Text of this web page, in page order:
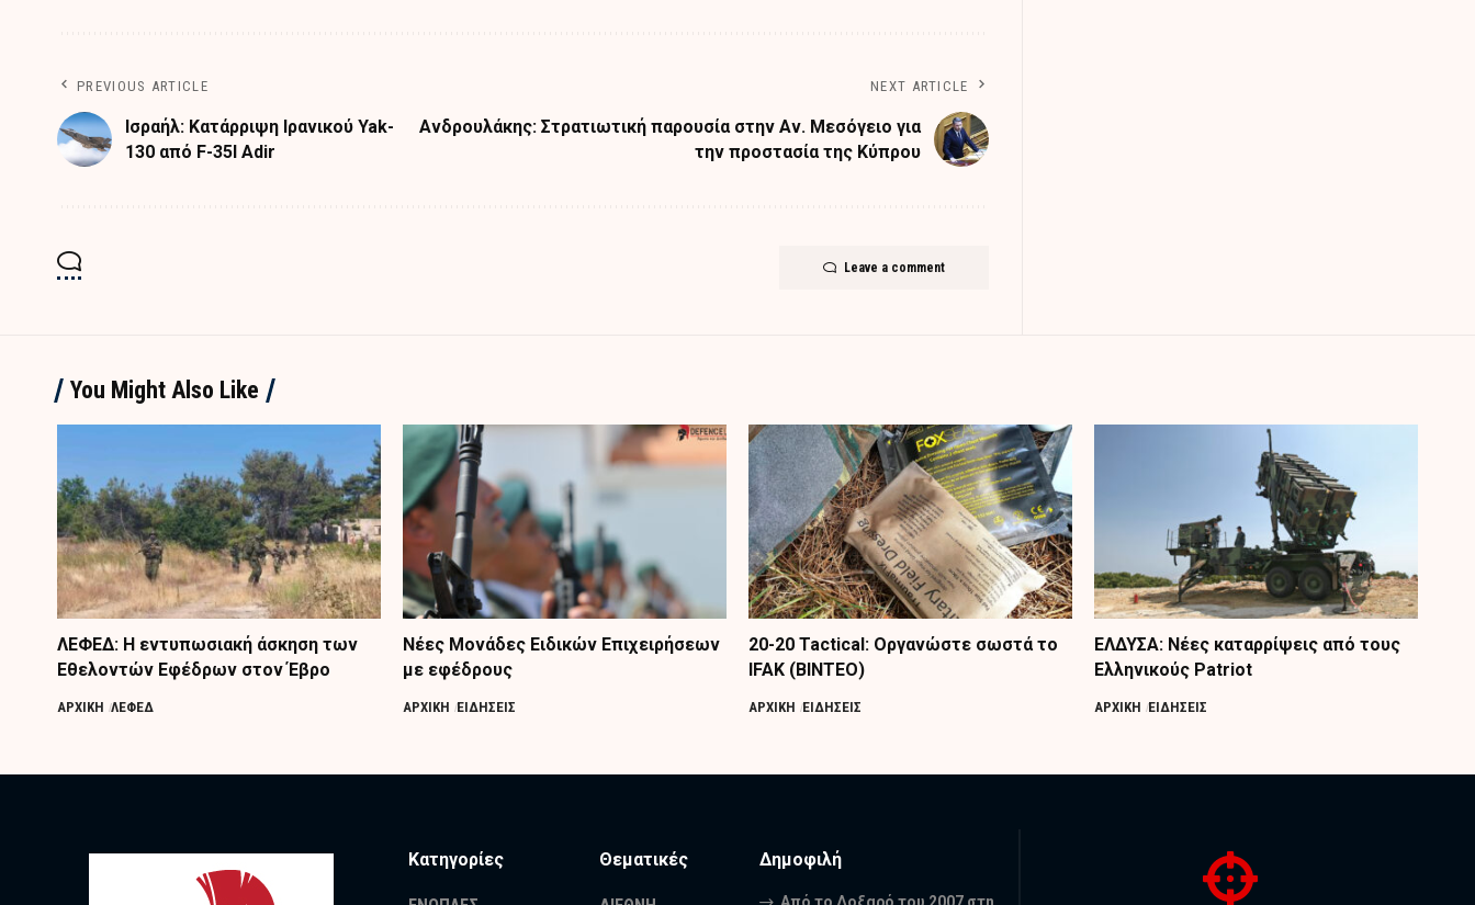
PREVIOUS ARTICLE
Ισραήλ: Κατάρριψη Ιρανικού Yak-
130 από F-35I Adir
NEXT ARTICLE
Ανδρουλάκης: Στρατιωτική παρουσία στην Αν. Μεσόγειο για
την προστασία της Κύπρου
Leave a comment
You Might Also Like
ΛΕΦΕΔ: Η εντυπωσιακή άσκηση των
Εθελοντών Εφέδρων στον Έβρο
ΑΡΧΙΚΗ ΛΕΦΕΔ
Nέες Μονάδες Ειδικών Επιχειρήσεων
με εφέδρους
ΑΡΧΙΚΗ ΕΙΔΗΣΕΙΣ
20-20 Tactical: Οργανώστε σωστά το
IFAK (ΒΙΝΤΕΟ)
ΑΡΧΙΚΗ ΕΙΔΗΣΕΙΣ
ΕΛΔΥΣΑ: Νέες καταρρίψεις από τους
Ελληνικούς Patriot
ΑΡΧΙΚΗ ΕΙΔΗΣΕΙΣ
Κατηγορίες Θεματικές Δημοφιλή